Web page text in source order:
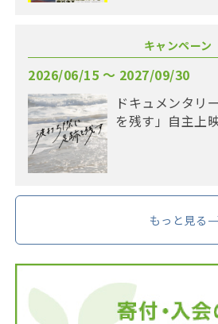
キャンペーン
2026/06/15 〜 2027/09/30
ドキュメンタリ
を残す」自主上
もっと見る